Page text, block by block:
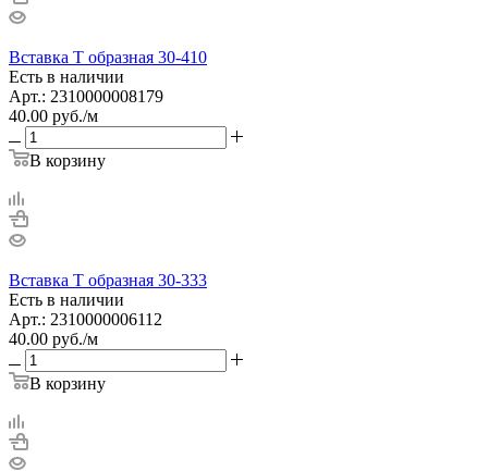
Вставка Т образная 30-410
Есть в наличии
Арт.: 2310000008179
40.00 руб./м
В корзину
Вставка Т образная 30-333
Есть в наличии
Арт.: 2310000006112
40.00 руб./м
В корзину